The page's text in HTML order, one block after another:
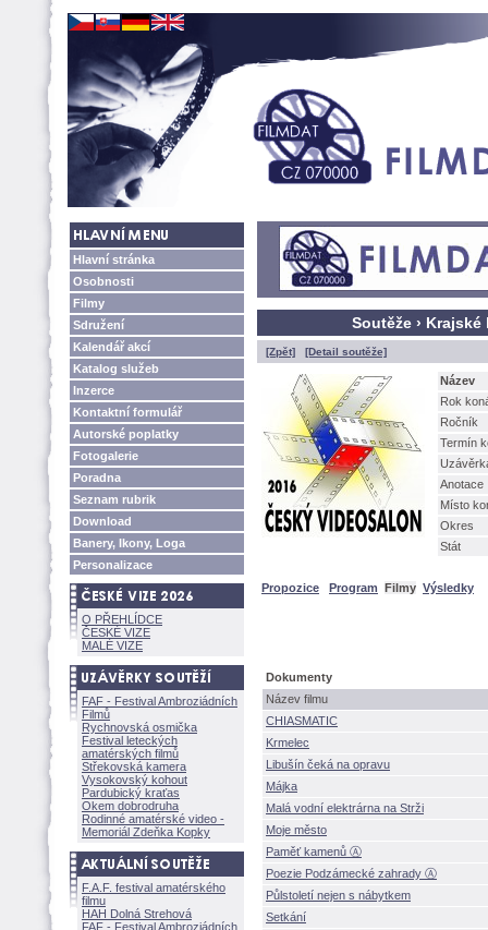
Hlavní stránka
Osobnosti
Filmy
Sdružení
Kalendář akcí
Katalog služeb
Inzerce
Kontaktní formulář
Autorské poplatky
Fotogalerie
Poradna
Seznam rubrik
Download
Banery, Ikony, Loga
Personalizace
O PŘEHLÍDCE
ČESKÉ VIZE
MALÉ VIZE
FAF - Festival Ambroziádních
Filmů
Rychnovská osmička
Festival leteckých
amatérských filmů
Střekovská kamera
Vysokovský kohout
Pardubický kraťas
Okem dobrodruha
Rodinné amatérské video -
Memoriál Zdeňka Kopky
F.A.F. festival amatérského
filmu
HAH Dolná Strehov
FAF - Festival Ambroziádních
Soutěže › Krajské
[Zpět] [Detail soutěže]
Název
Rok
Ročník
Termín
Anotace
Místo
Okres
Stát
Propozice Program Filmy Výsledky
Dokumenty
Název filmu
CHIASMATIC
Krmelec
Libušín čeká na opravu
Májka
Malá vodní elektrárna na Strži
Moje město
Paměť kamenů Ⓐ
Poezie Podzámecké zahrady Ⓐ
Půlstoletí nejen s nábytkem
Setkání